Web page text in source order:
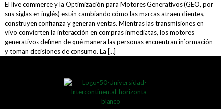
El live commerce y la Optimización para Motores Generativos (GEO, por
sus siglas en inglés) están cambiando cómo las marcas atraen clientes,
construyen confianza y generan ventas. Mientras las transmisiones en
vivo convierten la interacción en compras inmediatas, los motores
generativos definen de qué manera las personas encuentran información
y toman decisiones de consumo. La […]